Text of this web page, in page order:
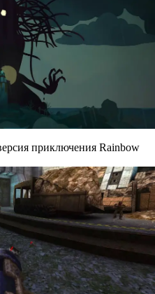
приключения Rainbow